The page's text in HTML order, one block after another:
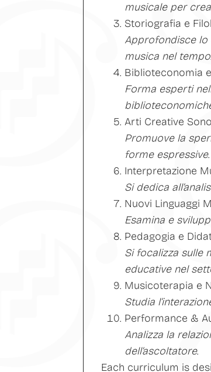
musicale per
Storiografia e
Approfondisce lo
musica nel
Biblioteconomia
Forma esperti
Arti Creative
Promuove la
forme espressive.
Interpretazione
Si dedica
Nuovi Linguaggi
Esamina e
Pedagogia e
Si focalizza sulle
educative nel
Musicoterapia e
Studia
Performance &
Analizza la
dell’ascoltatore.
Each curriculum is